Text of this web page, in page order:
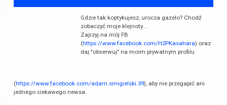
Gdzie tak koptykujesz, urocza gazelo? Chodź
zobaczyć moje klejnoty...
Zajrzyj na mój FB
(https://www.facebook.com/H2PKasahara) oraz
daj "obserwuj" na moim prywatnym profilu
(https://www.facebook.com/adam.smigielski.39), aby nie przegapić ani
jednego ciekawego newsa.